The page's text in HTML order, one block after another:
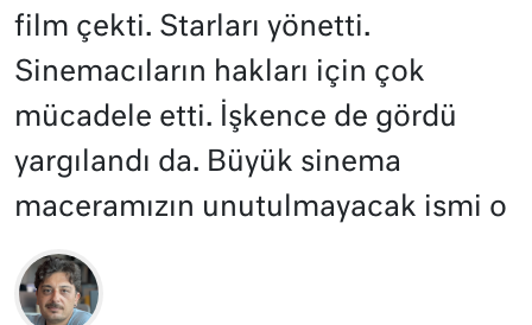
film çekti. Starları yönetti.
Sinemacıların hakları için çok
mücadele etti. İşkence de gördü
yargılandı da. Büyük sinema
maceramızın unutulmayacak ismi o